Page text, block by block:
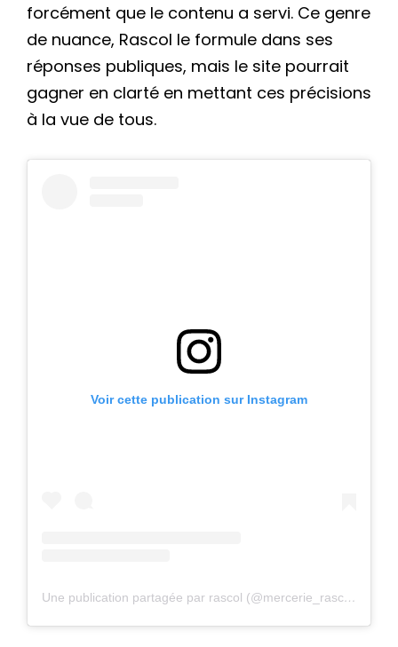
forcément que le contenu a servi. Ce genre
de nuance, Rascol le formule dans ses
réponses publiques, mais le site pourrait
gagner en clarté en mettant ces précisions
à la vue de tous.
Voir cette publication sur Instagram
Une publication partagée par rascol (@mercerie_rascol)